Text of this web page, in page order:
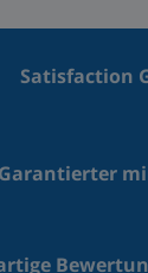
Satisfaction
Garantierter